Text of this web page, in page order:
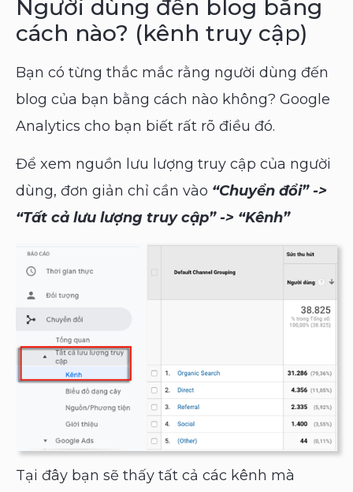
Người dùng đến blog bằng
cách nào? (kênh truy cập)
Bạn có từng thắc mắc rằng người dùng đến
blog của bạn bằng cách nào không? Google
Analytics cho bạn biết rất rõ điều đó.
Để xem nguồn lưu lượng truy cập của người
dùng, đơn giản chỉ cần vào “Chuyển đổi” ->
“Tất cả lưu lượng truy cập” -> “Kênh”
Tại đây bạn sẽ thấy tất cả các kênh mà